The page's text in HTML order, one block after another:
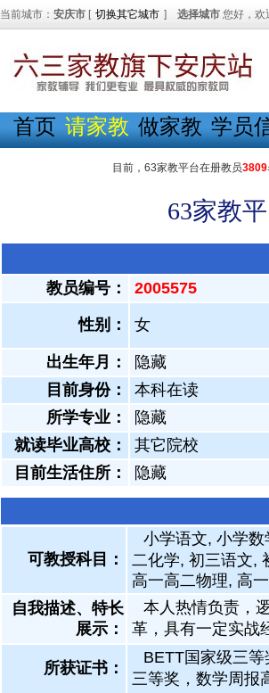
当前城市： 安庆市 [ 切换其它城市 ] 选择城市 您好，欢
首页 请家教 做家教 学员
目前，63家教平台在册教员3809
63家教
教员编号： 2005575
性别： 女
出生年月：
隐藏
目前身份： 本科在读
所学专业：
隐藏
就读毕业高校：
其它院校
目前生活住所：
隐藏
可教授科目：
小学语文, 小学
二化学, 初三语文,
高一高二物理, 高
自我描述、特长
展示 ：
本人热情负责，
革，具有一定实战
所获证书 ：
BETT国家级三
三等奖，数学周报